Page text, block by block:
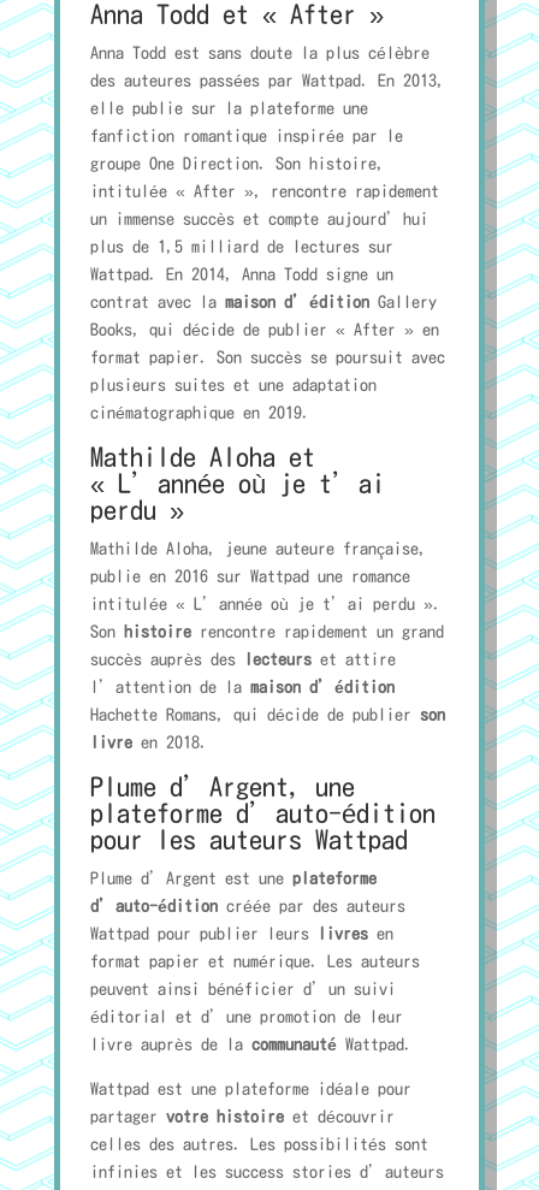
Anna Todd et « After »
Anna Todd est sans doute la plus célèbre
des auteures passées par Wattpad. En 2013,
elle publie sur la plateforme une
fanfiction romantique inspirée par le
groupe One Direction. Son histoire,
intitulée « After », rencontre rapidement
un immense succès et compte aujourd’hui
plus de 1,5 milliard de lectures sur
Wattpad. En 2014, Anna Todd signe un
contrat avec la maison d’éditionGallery
Books, qui décide de publier « After » en
format papier. Son succès se poursuit avec
plusieurs suites et une adaptation
cinématographique en 2019.
Mathilde Aloha et
« L’année où je t’ai
perdu »
Mathilde Aloha, jeune auteure française,
publie en 2016 sur Wattpad une romance
intitulée « L’année où je t’ai perdu ».
Son
histoirerencontre rapidement un grand
succès auprès des
lecteurset attire
l’attention de la maison d’édition
Hachette Romans, qui décide de publier son
livreen 2018.
Plume d’Argent, une
plateforme d’auto-édition
pour les auteurs Wattpad
Plume d’Argent est une plateforme
d’auto-éditioncréée par des auteurs
Wattpad pour publier leurs
livresen
format papier et numérique. Les auteurs
peuvent ainsi bénéficier d’un suivi
éditorial et d’une promotion de leur
livre auprès de la communautéWattpad.
Wattpad est une plateforme idéale pour
partager votre histoireet découvrir
celles des autres. Les possibilités sont
infinies et les success stories d’auteurs